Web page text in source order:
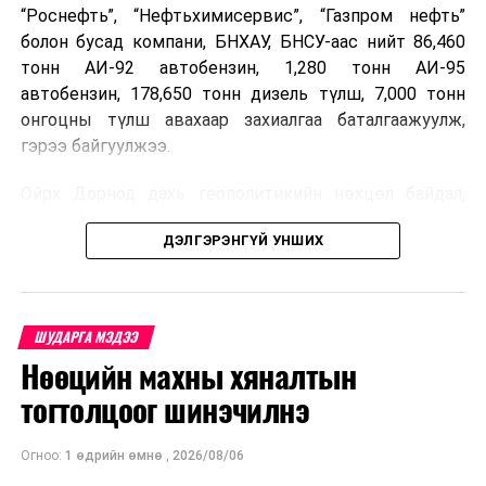
“Роснефть”, “Нефтьхимисервис”, “Газпром нефть”
болон бусад компани, БНХАУ, БНСУ-аас нийт 86,460
тонн АИ-92 автобензин, 1,280 тонн АИ-95
автобензин, 178,650 тонн дизель түлш, 7,000 тонн
онгоцны түлш авахаар захиалгаа баталгаажуулж,
гэрээ байгуулжээ.
Орос, Украины дайнаас шалтгаалсан газрын тосны
үнийн өсөлт дэлхийн зах зээлд буураагүй байна.
дахин өсөж, ОХУ болон бусад эх үүсвэрээс худалдан
авах шатахууны үнэ 1,200-2,000 ам.долларт хүрчээ.
Иймд дотоодын зах зээл дэх үнийн өсөлтийг
сааруулахын тулд гаалийн болон онцгой албан
татварыг тэглэх шаардлага үүссэнийг салбарын сайд
танилцуулсан байна.
ДЭЛГЭРЭНГҮЙ УНШИХ
ШУДАРГА МЭДЭЭ
Нөөцийн махны хяналтын
тогтолцоог шинэчилнэ
Огноо: 1 өдрийн өмнө , 2026/08/06